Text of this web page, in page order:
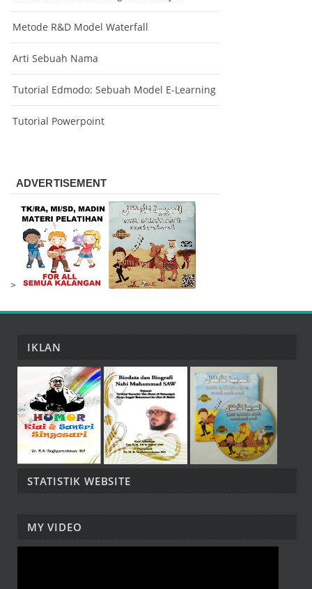
Metode R&D Model Waterfall
Arti Sebuah Nama
Tutorial Edmodo: Sebuah Model E-Learning
Tutorial Powerpoint
ADVERTISEMENT
>
IKLAN
STATISTIK WEBSITE
MY VIDEO